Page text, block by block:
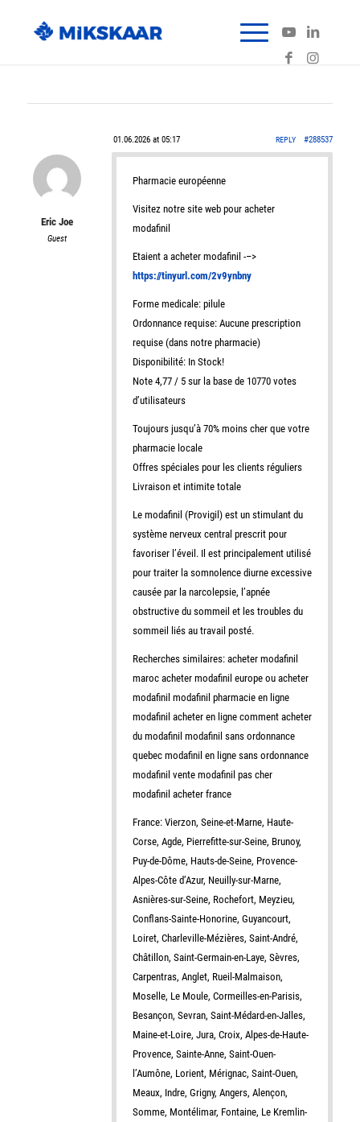
01.06.2026 at 05:17 #288537
REPLY
Eric Joe
Guest
Pharmacie européenne
Visitez notre site web pour acheter
modafinil
Etaient a acheter modafinil -–>
https://tinyurl.com/2v9ynbny
Forme medicale: pilule
Ordonnance requise: Aucune prescription
requise (dans notre pharmacie)
Disponibilité: In Stock!
Note 4,77 / 5 sur la base de 10770 votes
d’utilisateurs
Toujours jusqu’à 70% moins cher que votre
pharmacie locale
Offres spéciales pour les clients réguliers
Livraison et intimite totale
Le modafinil (Provigil) est un stimulant du
système nerveux central prescrit pour
favoriser l’éveil. Il est principalement utilisé
pour traiter la somnolence diurne excessive
causée par la narcolepsie, l’apnée
obstructive du sommeil et les troubles du
sommeil liés au travail posté.
Recherches similaires: acheter modafinil
maroc acheter modafinil europe ou acheter
modafinil modafinil pharmacie en ligne
modafinil acheter en ligne comment acheter
du modafinil modafinil sans ordonnance
quebec modafinil en ligne sans ordonnance
modafinil vente modafinil pas cher
modafinil acheter france
France: Vierzon, Seine-et-Marne, Haute-
Corse, Agde, Pierrefitte-sur-Seine, Brunoy,
Puy-de-Dôme, Hauts-de-Seine, Provence-
Alpes-Côte d’Azur, Neuilly-sur-Marne,
Asnières-sur-Seine, Rochefort, Meyzieu,
Conflans-Sainte-Honorine, Guyancourt,
Loiret, Charleville-Mézières, Saint-André,
Châtillon, Saint-Germain-en-Laye, Sèvres,
Carpentras, Anglet, Rueil-Malmaison,
Moselle, Le Moule, Cormeilles-en-Parisis,
Besançon, Sevran, Saint-Médard-en-Jalles,
Maine-et-Loire, Jura, Croix, Alpes-de-Haute-
Provence, Sainte-Anne, Saint-Ouen-
l’Aumône, Lorient, Mérignac, Saint-Ouen,
Meaux, Indre, Grigny, Angers, Alençon,
Somme, Montélimar, Fontaine, Le Kremlin-